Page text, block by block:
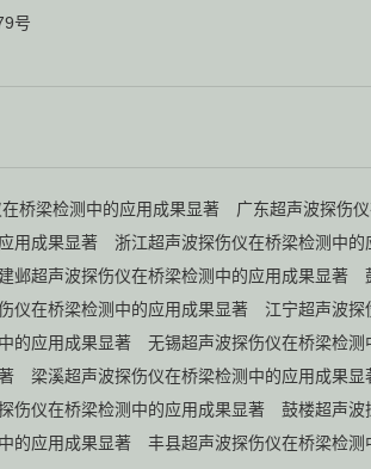
号
桥梁检测中的应用成果显著 广东超声波探伤
用成果显著 浙江超声波探伤仪在桥梁检测中的
建邺超声波探伤仪在桥梁检测中的应用成果显著
仪在桥梁检测中的应用成果显著
江宁超声波
的应用成果显著 无锡超声波探伤仪在桥梁检测
梁溪超声波探伤仪在桥梁检测中的应用成果显
伤仪在桥梁检测中的应用成果显著
鼓楼超声波
的应用成果显著 丰县超声波探伤仪在桥梁检测